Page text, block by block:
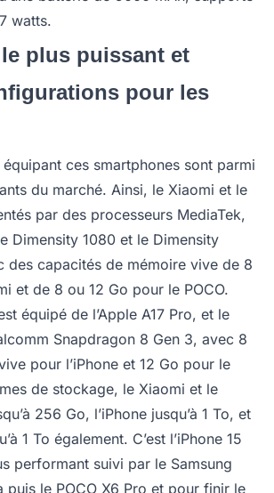
watts.
plus puissant et
pour les
ces smartphones sont parmi
du marché. Ainsi, le Xiaomi et le
par des processeurs MediaTek,
Dimensity 1080 et le Dimensity
des capacités de mémoire vive de 8
et de 8 ou 12 Go pour le POCO.
équipé de l’Apple A17 Pro, et le
Snapdragon 8 Gen 3, avec 8
pour l’iPhone et 12 Go pour le
de stockage, le Xiaomi et le
256 Go, l’iPhone jusqu’à 1 To, et
1 To également. C’est l’iPhone 15
performant suivi par le Samsung
puis le POCO X6 Pro et pour finir le